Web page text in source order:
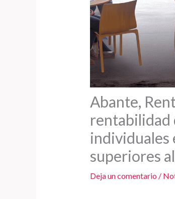
Abante,
rentabilidad
individuales
superiores
Deja un comentario /